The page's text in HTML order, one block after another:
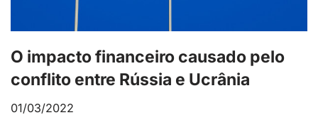
O impacto financeiro causado pelo
conflito entre Rússia e Ucrânia
01/03/2022